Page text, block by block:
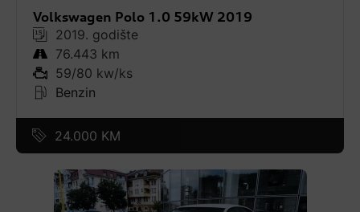
Volkswagen Polo 1.0 59kW 2019
2019. godište
76.443 km
59/80 kw/ks
Benzin
24.000 KM